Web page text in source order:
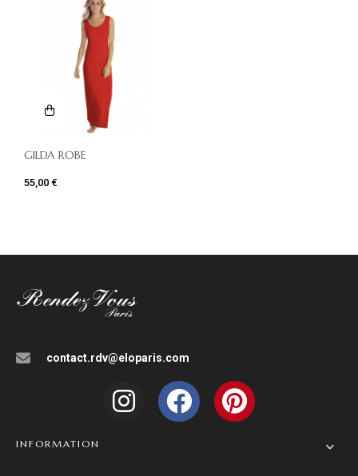
GILDA ROBE
55,00 €
contact.rdv@eloparis.com
INFORMATION